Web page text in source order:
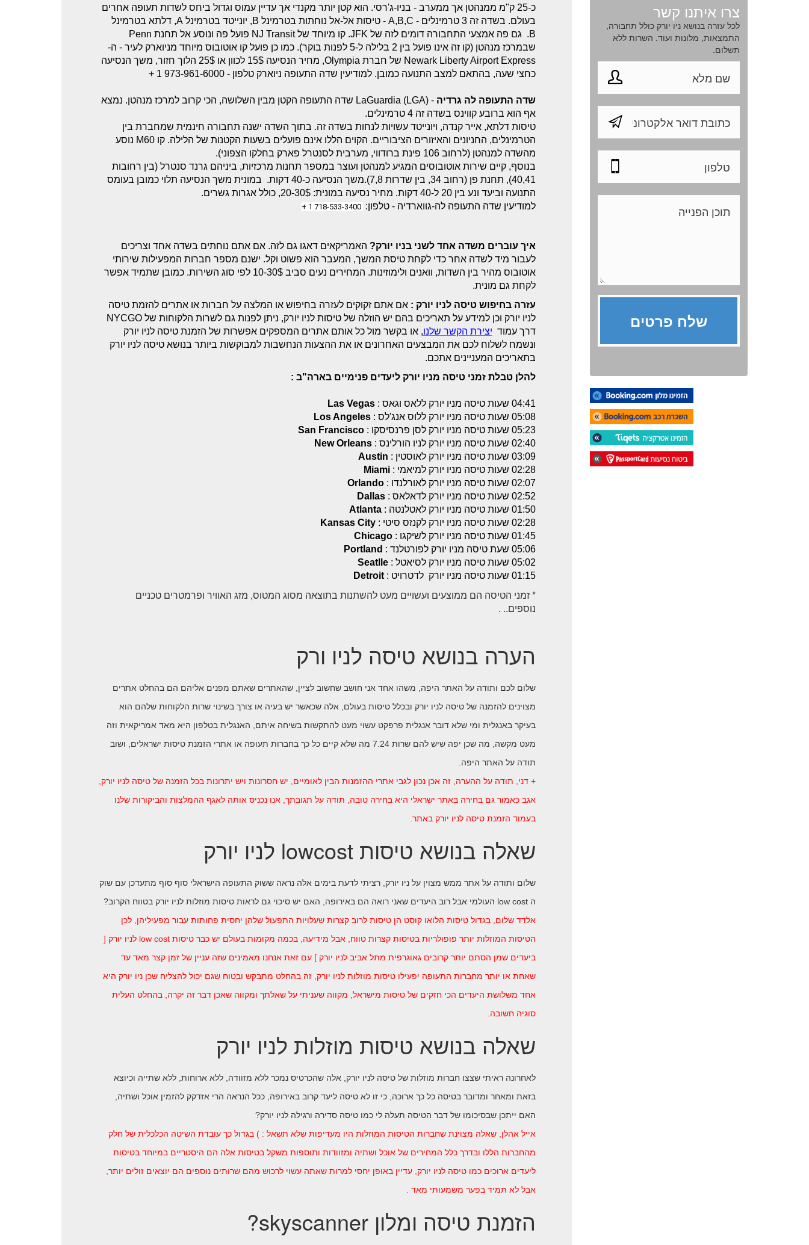
כ-25 ק"מ ממנהטן אך ממערב - בניו-ג'רסי. הוא קטן יותר מקנדי אך עדיין עמוס וגדול ביחס לשדות תעופה אחרים
בעולם. בשדה זה 3 טרמינלים - A,B,C - טיסות אל-אל נוחתות בטרמינל B, יונייטד בטרמינל A, דלתא בטרמינל
B. גם פה אמצעי התחבורה דומים לזה של JFK. קו מיוחד של NJ Transit פועל פה ונוסע אל תחנת Penn
שבמרכז מנהטן (קו זה אינו פועל בין 2 בלילה ל-5 לפנות בוקר). כמו כן פועל קו אוטובוס מיוחד מניוארק לעיר - ה-
Newark Liberty Airport Express של חברת Olympia, מחיר הנסיעה 15$ לכוון או 25$ הלוך חזור, משך הנסיעה
כחצי שעה, בהתאם למצב התנועה כמובן. למודיעין שדה התעופה ניוארק טלפון - 973-961-6000 1 +
שדה התעופה לה גרדיה
- (LaGuardia (LGA שדה התעופה הקטן מבין השלושה, הכי קרוב למרכז מנהטן. נמצא
אף הוא ברובע קווינס בשדה זה 4 טרמינלים.
טיסות דלתא, אייר קנדה, ויונייטד עשויות לנחות בשדה זה. בתוך השדה ישנה תחבורה חינמית שמחברת בין
הטרמינלים, החניונים והאיזורים הציבוריים. הקוים הללו אינם פועלים בשעות הקטנות של הלילה. קו M60 נוסע
מהשדה למנהטן (לרחוב 106 פינת ברודווי, מערבית לסנטרל פארק בחלקו הצפוני).
בנוסף, קיים שירות אוטובוסים המגיע למנהטן ועוצר במספר תחנות מרכזיות, ביניהם גרנד סנטרל (בין רחובות
40,41), תחנת פן (רחוב 34, בין שדרות 7,8).משך הנסיעה כ-40 דקות. במונית משך הנסיעה תלוי כמובן בעומס
התנועה וביעד ונע בין 20 ל-40 דקות. מחיר נסיעה במונית: 20-30$, כולל אגרות גשרים.
למודיעין שדה התעופה לה-גווארדיה - טלפון: 718-533-3400 1 +
איך עוברים משדה אחד לשני בניו יורק? האמריקאים דאגו גם לזה. אם אתם נוחתים בשדה אחד וצריכים
לעבור מיד לשדה אחר כדי לקחת טיסת המשך, המעבר הוא פשוט וקל. ישנם מספר חברות המפעילות שירותי
אוטובוס מהיר בין השדות, וואנים ולימוזינות. המחירים נעים סביב 10-30$ לפי סוג השירות. כמובן שתמיד אפשר
לקחת גם מונית.
עזרה בחיפוש טיסה לניו יורק : אם אתם זקוקים לעזרה בחיפוש או המלצה על חברות או אתרים להזמת טיסה
לניו יורק וכן למידע על תאריכים בהם יש הוזלה של טיסות לניו יורק, ניתן לפנות גם לשרות הלקוחות של NYCGO
דרך עמוד יצירת הקשר שלנו, או בקשר מול כל אותם אתרים המספקים אפשרות של הזמנת טיסה לניו יורק
ונשמח לשלוח לכם את המבצעים האחרונים או את ההצעות הנחשבות למבוקשות ביותר בנושא טיסה לניו יורק
בתאריכים המעניינים אתכם.
להלן טבלת זמני טיסה מניו יורק ליעדים פנימיים בארה"ב :
04:41 שעות טיסה מניו יורק ללאס וגאס :
Las Vegas
05:08 שעות טיסה מניו יורק ללוס אנג'לס :
Los Angeles
05:23 שעות טיסה מניו יורק לסן פרנסיסקו :
San Francisco
02:40 שעות טיסה מניו יורק לניו הורלינס :
New Orleans
03:09 שעות טיסה מניו יורק לאוסטין :
Austin
02:28 שעות טיסה מניו יורק למיאמי :
Miami
02:07 שעות טיסה מניו יורק לאורלנדו :
Orlando
02:52 שעות טיסה מניו יורק לדאלאס :
Dallas
01:50 שעות טיסה מניו יורק לאטלנטה :
Atlanta
02:28 שעות טיסה מניו יורק לקנזס סיטי :
Kansas City
01:45 שעות טיסה מניו יורק לשיקגו :
Chicago
05:06 שעת טיסה מניו יורק לפורטלנד :
05:02 שעות טיסה מניו יורק לסיאטל :
Seatlle
01:15 שעות טיסה מניו יורק לדטרויט :
Detroit
* זמני הטיסה הם ממוצעים ועשויים מעט להשתנות בתוצאה מסוג המטוס, מזג האוויר ופרמטרים טכניים
נוספים.. .
הערה בנושא טיסה לניו ורק
שלום לכם ותודה על האתר היפה, משהו אחד אני חושב שחשוב לציין, שהאתרים שאתם מפנים אליהם הם בהחלט אתרים
מצוינים להזמנה של טיסה לניו יורק ובכלל טיסות בעולם, אלה שכאשר יש בעיה או צורך בשינוי שרות הלקוחות שלהם הוא
בעיקר באנגלית ומי שלא דובר אנגלית פרפקט עשוי מעט להתקשות בשיחה איתם, האנגלית בטלפון היא מאד אמריקאית וזה
מעט מקשה, מה שכן יפה שיש להם שרות 7.24 מה שלא קיים כל כך בחברות תעופה או אתרי הזמנת טיסות ישראלים, ושוב
תודה על האתר היפה.
+ דני, תודה על ההערה, זה אכן נכון לגבי אתרי ההזמנות הבין לאומיים, יש חסרונות ויש יתרונות בכל הזמנה של טיסה לניו יורק,
אגב כאמור גם בחירה באתר ישראלי היא בחירה טובה, תודה על תגובתך, אנו נכניס אותה לאגף ההמלצות והביקורות שלנו
בעמוד הזמנת טיסה לניו יורק באתר.
שאלה בנושא טיסות lowcost לניו יורק
שלום ותודה על אתר ממש מצוין על ניו יורק, רציתי לדעת בימים אלה נראה ששוק התעופה הישראלי סוף סוף מתעדכן עם שוק
ה low cost העולמי אבל רוב היעדים שאני רואה הם באירופה, האם יש סיכוי גם לראות טיסות מוזלות לניו יורק בטווח הקרוב?
אלדד שלום, בגדול טיסות הלואו קוסט הן טיסות לרוב קצרות שעלויות התפעול שלהן יחסית פחותות עבור מפעיליהן, לכן
הטיסות המוזלות יותר פופולריות בטיסות קצרות טווח, אבל מידיעה, בכמה מקומות בעולם יש כבר טיסות low cost לניו יורק [
ביעדים שמן הסתם יותר קרובים גאוגרפית מתל אביב לניו יורק ] עם זאת אנחנו מאמינים שזה עניין של זמן קצר מאד עד
שאחת או יותר מחברות התעופה יפעילו טיסות מוזלות לניו יורק, זה בהחלט מתבקש ובטוח שגם יכול להצליח שכן ניו יורק היא
אחד משלושת היעדים הכי חזקים של טיסות מישראל, מקווה שעניתי על שאלתך ומקווה שאכן דבר זה יקרה, בהחלט העלית
סוגיה חשובה.
שאלה בנושא טיסות מוזלות לניו יורק
לאחרונה ראיתי שצצו חברות מוזלות של טיסה לניו יורק, אלה שהכרטיס נמכר ללא מזוודה, ללא ארוחות, ללא שתייה וכיוצא
בזאת ומאחר ומדובר בטיסה כל כך ארוכה, כי זו לא טיסה ליעד קרוב באירופה, ככל הנראה הרי אזדקק להזמין אוכל ושתיה,
האם ייתכן שבסיכומו של דבר הטיסה תעלה לי כמו טיסה סדירה ורגילה לניו יורק?
אייל אהלן, שאלה מצוינת שחברות הטיסות המוזלות היו מעדיפות שלא תשאל : ) בגדול כך עובדת השיטה הכלכלית של חלק
מהחברות הללו ובדרך כלל המחירים של אוכל ושתיה ומזוודות ותוספות משקל בטיסות אלה הם היסטריים במיוחד בטיסות
ליעדים ארוכים כמו טיסה לניו יורק, עדיין באופן יחסי למרות שאתה עשוי לרכוש מהם שרותים נוספים הם יוצאים זולים יותר,
אבל לא תמיד בפער משמעותי מאד .
הזמנת טיסה ומלון skyscanner?
צרו איתנו קשר
לכל עזרה בנושא ניו יורק כולל תחבורה,
התמצאות, מלונות ועוד. השרות ללא
תשלום.